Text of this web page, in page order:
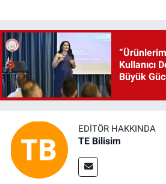
Kullanıcı
Büyük
EDITÖR HAKKINDA
TE Bilisim